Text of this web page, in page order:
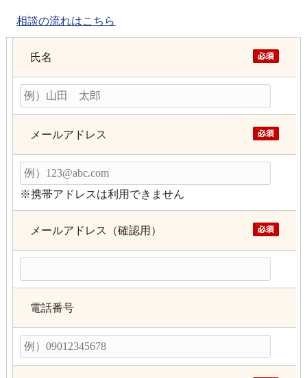
相談の流れはこちら
氏名
メールアドレス
※携帯アドレスは利用できません
メールアドレス（確認用）
電話番号